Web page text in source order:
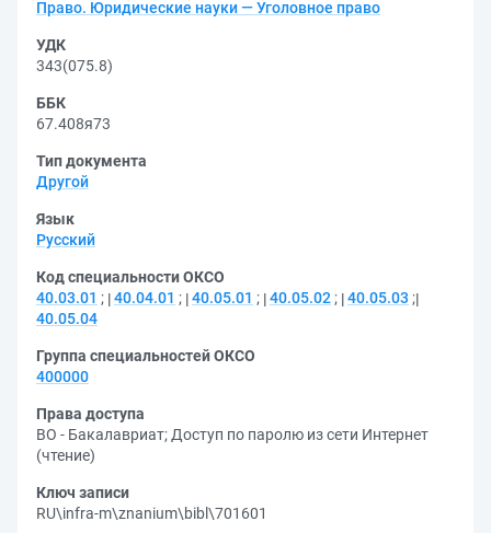
Право. Юридические науки — Уголовное право
УДК
343(075.8)
ББК
67.408я73
Тип документа
Другой
Язык
Русский
Код специальности ОКСО
40.03.01 ; 40.04.01 ; 40.05.01 ; 40.05.02 ; 40.05.03 ;
40.05.04
Группа специальностей ОКСО
400000
Права доступа
ВО - Бакалавриат; Доступ по паролю из сети Интернет
(чтение)
Ключ записи
RU\infra-m\znanium\bibl\701601